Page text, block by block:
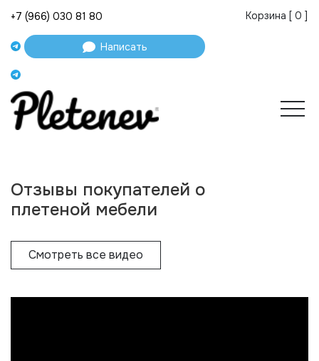
+7 (966) 030 81 80
Написать
Корзина [ 0 ]
Отзывы покупателей о
плетеной мебели
Смотреть все видео